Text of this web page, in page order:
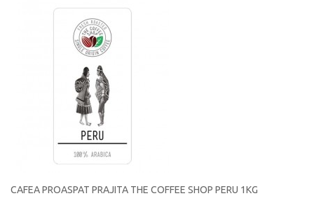
CAFEA PROASPAT PRAJITA THE COFFEE SHOP PERU 1KG